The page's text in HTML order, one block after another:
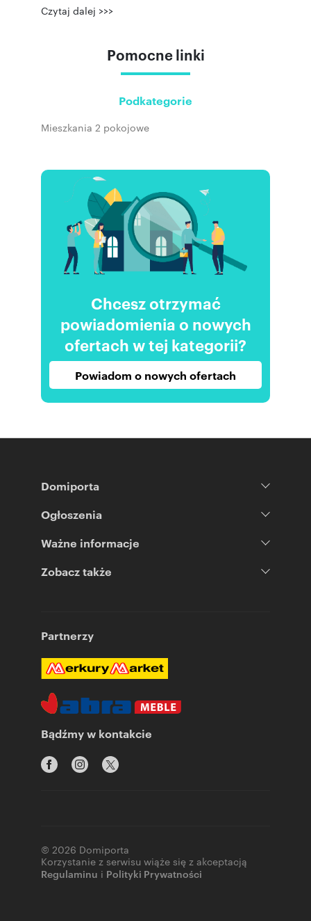
Czytaj dalej >>>
Pomocne linki
Podkategorie
Mieszkania 2 pokojowe
Chcesz otrzymać
powiadomienia o nowych
ofertach w tej kategorii?
Powiadom o nowych ofertach
Domiporta
Ogłoszenia
Ważne informacje
Zobacz także
Partnerzy
Bądźmy w kontakcie
© 2026 Domiporta
Korzystanie z serwisu wiąże się z akceptacją
Regulaminu i Polityki Prywatności